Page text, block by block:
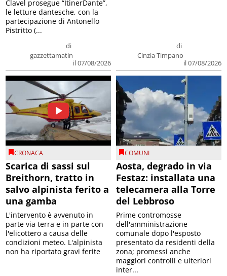
di
gazzettamatin
il 07/08/2026
Clavel prosegue “ItinerDante”,
le letture dantesche, con la
partecipazione di Antonello
Pistritto (...
di
Cinzia Timpano
il 07/08/2026
CRONACA
Scarica di sassi sul
Breithorn, tratto in
salvo alpinista ferito a
una gamba
L'intervento è avvenuto in
parte via terra e in parte con
l'elicottero a causa delle
condizioni meteo. L'alpinista
non ha riportato gravi ferite
COMUNI
Aosta, degrado in via
Festaz: installata una
telecamera alla Torre
del Lebbroso
Prime contromosse
dell'amministrazione
comunale dopo l'esposto
presentato da residenti della
zona; promessi anche
maggiori controlli e ulteriori
inter...